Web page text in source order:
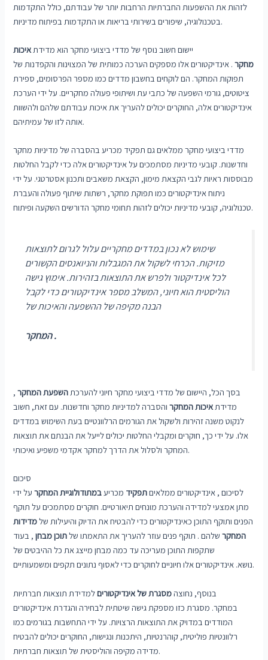
לזהות את ההשפעות החברתיות הרחבות יותר של עבודתם, כולל התקדמות
בטכנולוגיה, שיפורים בשירותי בריאות או התקדמות בפיתוח מדיניות.
יישום חשוב נוסף של מדדי ביצועי מחקר הוא מדידתאיכות
מחקר. אינדיקטורים אלו מספקים הערכה כמותית של המצוינות והקפדנות של
תפוקות המחקר. הם לוקחים בחשבון מדדים כמו מספר הפרסומים, ספירת
ציטוטים, גורמי השפעה של כתבי עת ושיתופי פעולה מחקריים. על ידי הערכת
אינדיקטורים אלה, החוקרים יכולים להעריך את איכות עבודתם שלהם ולהשוות
אותה לזו של עמיתיהם.
מדדי ביצועי מחקר ממלאים גם תפקיד מכריע בהסברה של מדיניות מחקר
וחדשנות. קובעי מדיניות מסתמכים על אינדיקטורים אלה כדי לקבל החלטות
מבוססות ראיות לגבי הקצאת מימון, הקצאת משאבים ותכנון אסטרטגי. על ידי
ניתוח אינדיקטורים כמו תפוקת מחקר, רשתות שיתוף פעולה והעברת
טכנולוגיה, קובעי מדיניות יכולים לזהות תחומי מחקר הדורשים השקעה ופיתוח.
שימוש לא נכון במדדים מחקריים עלול לגרום לתוצאות
מזיקות. הכרחי לשקול את המגבלות והניואנסים הקשורים
לכל אינדיקטור ולפרש את התוצאות בזהירות. אימוץ גישה
הוליסטית הוא חיוני, המשלב מספר אינדיקטורים כדי לקבל
הבנה מקיפה של ההשפעה והאיכות של
המחקר .
בסך הכל, היישום של מדדי ביצועי מחקר חיוני להערכתהשפעת המחקר,
מדידתאיכות המחקרוהסברה למדיניות מחקר וחדשנות. עם זאת, חשוב
לנקוט משנה זהירות ולשקול את הגורמים הרלוונטיים בעת השימוש במדדים
אלו. על ידי כך, חוקרים ומקבלי החלטות יכולים לייעל את הבנתם את תוצאות
המחקר ולסלול את הדרך למחקר אקדמי משפיע ואיכותי.
סיכום
לסיכום , אינדיקטורים ממלאיםתפקיד מכריעבמתודולוגיית המחקרעל ידי
מתן אמצעי למדידה והערכת מונחים תיאורטיים. חוקרים מסתמכים על תוקף
הפנים ותוקף התוכן כאינדיקטורים כדי להבטיח את הדיוק והיעילות שלמדידות
המחקרשלהם . תוקף פנים עוזר להעריך את התאמתו שלתוכן מבחן, בעוד
שתקפות התוכן מעריכה עד כמה מבחן מייצג את כל ההיבטים של
נושא. אינדיקטורים אלו חיוניים לחוקרים כדי לאסוף נתונים תקפים ומשמעותיים.
בנוסף, נחוצהמסגרת של אינדיקטוריםלמדידת תוצאות חברתיות
במחקר. מסגרת כזו מספקת גישה שיטתית לבחירה והגדרת אינדיקטורים
המודדים במדויק את התוצאות הרצויות. על ידי התחשבות בגורמים כמו
רלוונטיות פוליטית, קוהרנטיות, היתכנות ונגישות, החוקרים יכולים להבטיח
מדידה מקיפה והוליסטית של תוצאות חברתיות.